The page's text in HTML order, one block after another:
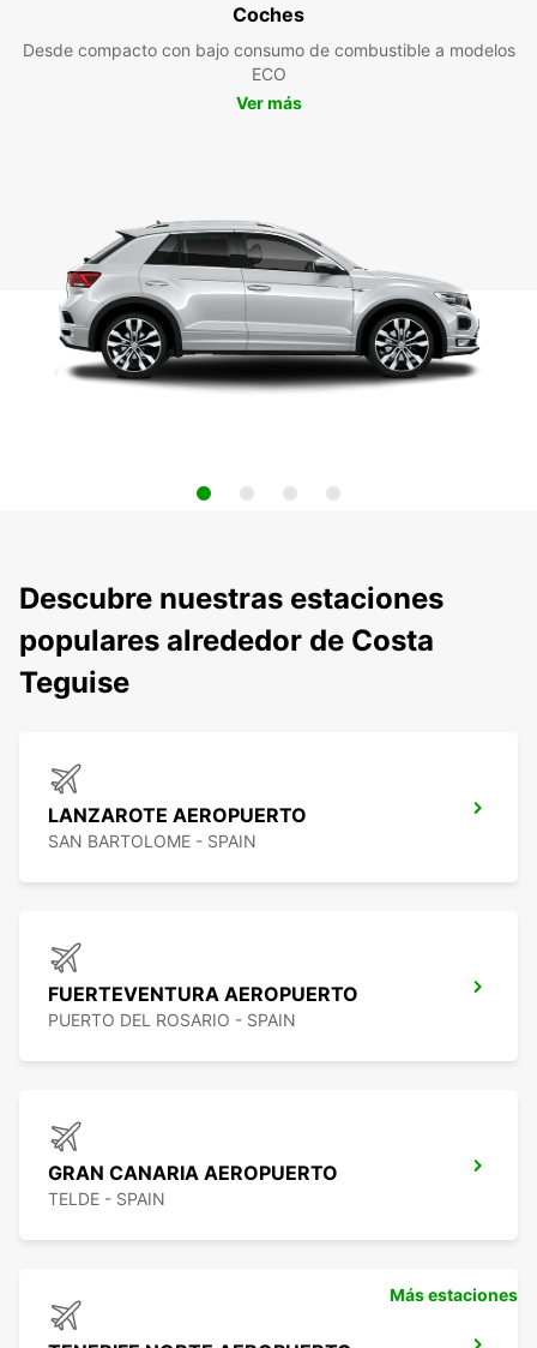
Coches
Desde compacto con bajo consumo de combustible a modelos
ECO
Ver más
Descubre nuestras estaciones
populares alrededor de Costa
Teguise
LANZAROTE AEROPUERTO
SAN BARTOLOME - SPAIN
FUERTEVENTURA AEROPUERTO
PUERTO DEL ROSARIO - SPAIN
GRAN CANARIA AEROPUERTO
TELDE - SPAIN
Más estaciones